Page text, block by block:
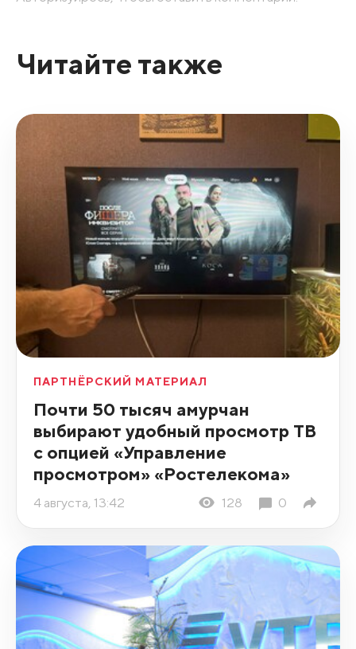
Читайте также
ПАРТНЁРСКИЙ МАТЕРИАЛ
Почти 50 тысяч амурчан
выбирают удобный просмотр ТВ
с опцией «Управление
просмотром» «Ростелекома»
4 августа, 13:42 128 0